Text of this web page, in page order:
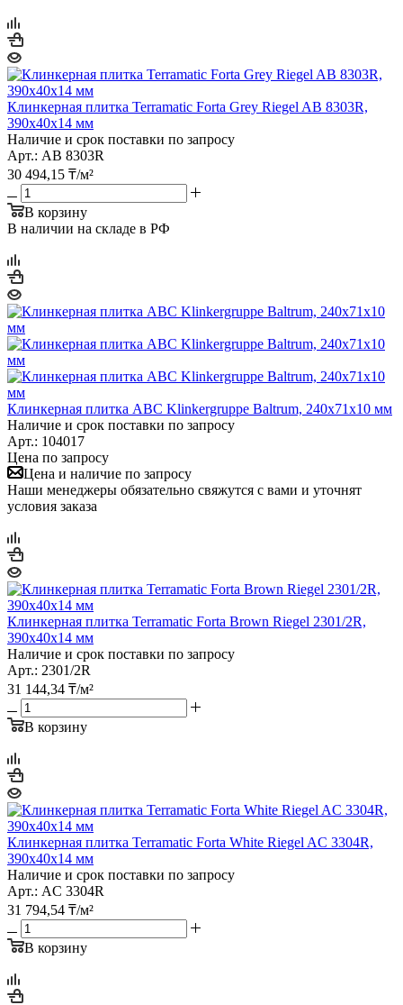
Клинкерная плитка Terramatic Forta Grey Riegel AB 8303R,
390х40х14 мм
Наличие и срок поставки по запросу
Арт.: AB 8303R
30 494,15 ₸/м²
В корзину
В наличии на складе в РФ
Клинкерная плитка ABC Klinkergruppe Baltrum, 240х71х10 мм
Наличие и срок поставки по запросу
Арт.: 104017
Цена по запросу
Цена и наличие по запросу
Наши менеджеры обязательно свяжутся с вами и уточнят
условия заказа
Клинкерная плитка Terramatic Forta Brown Riegel 2301/2R,
390х40х14 мм
Наличие и срок поставки по запросу
Арт.: 2301/2R
31 144,34 ₸/м²
В корзину
Клинкерная плитка Terramatic Forta White Riegel AС 3304R,
390х40х14 мм
Наличие и срок поставки по запросу
Арт.: AС 3304R
31 794,54 ₸/м²
В корзину